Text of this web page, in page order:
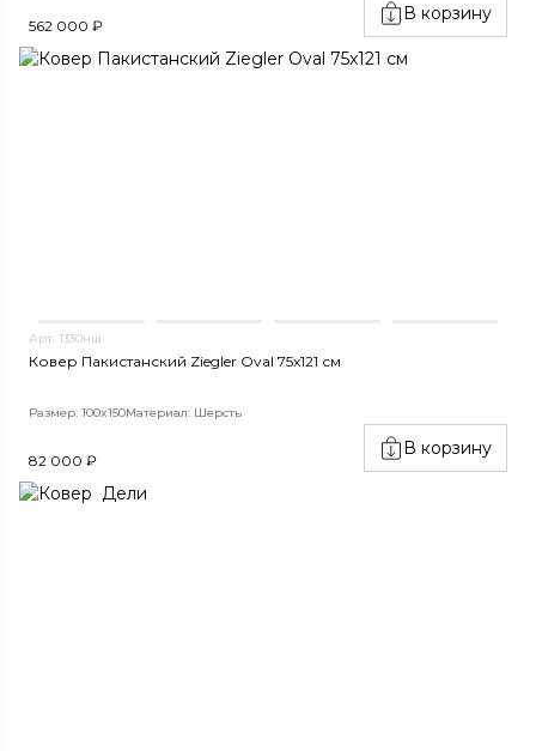
562 000 ₽
В корзину
Арт. 1330нш
Ковер Пакистанский Ziegler Oval 75x121 см
Размер: 100x150Материал: Шерсть
82 000 ₽
В корзину